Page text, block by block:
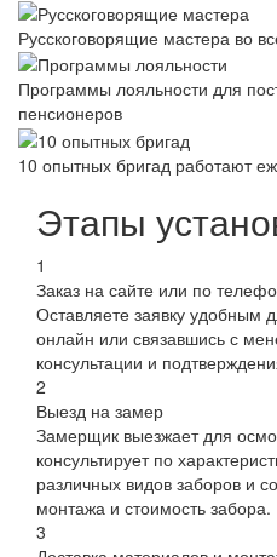
Русскоговорящие мастера во
Программы лояльности для
пенсионеров
10 опытных бригад работают
Этапы
1
Заказ на сайте или по
Оставляете заявку удобным
онлайн или связавшись с
консультации и
2
Выезд на замер
Замерщик выезжает для
консультирует по
различных видов заборов и
монтажа и стоимость забора.
3